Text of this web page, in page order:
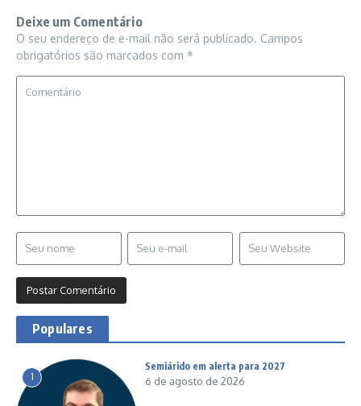
Deixe um Comentário
O seu endereço de e-mail não será publicado. Campos
obrigatórios são marcados com *
Populares
1
Semiárido em alerta para 2027
6 de agosto de 2026